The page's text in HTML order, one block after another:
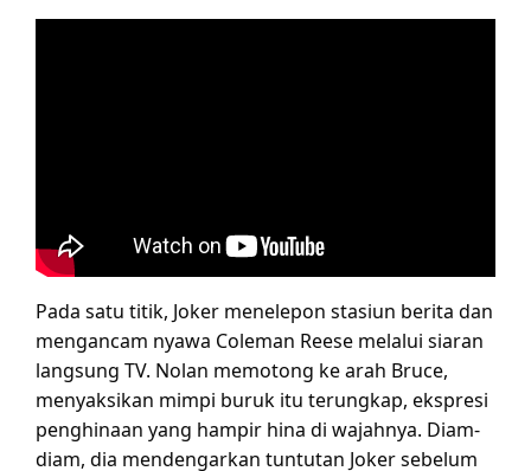
Pada satu titik, Joker menelepon stasiun berita dan
mengancam nyawa Coleman Reese melalui siaran
langsung TV. Nolan memotong ke arah Bruce,
menyaksikan mimpi buruk itu terungkap, ekspresi
penghinaan yang hampir hina di wajahnya. Diam-
diam, dia mendengarkan tuntutan Joker sebelum